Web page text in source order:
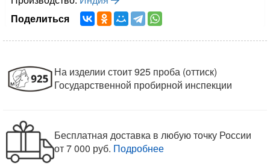
Поделиться
На изделии стоит 925 проба (оттиск)
Государственной пробирной инспекции
Бесплатная доставка в любую точку России
от 7 000 руб. Подробнее